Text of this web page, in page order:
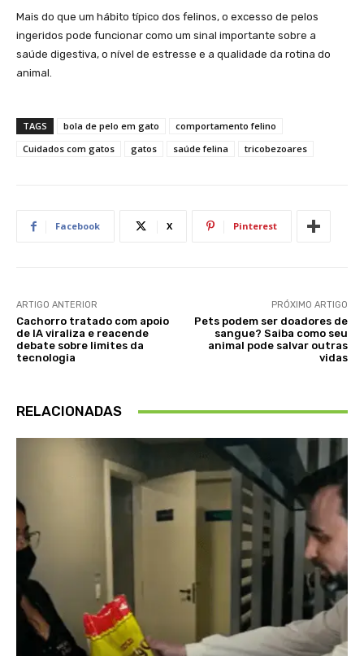
Mais do que um hábito típico dos felinos, o excesso de pelos
ingeridos pode funcionar como um sinal importante sobre a
saúde digestiva, o nível de estresse e a qualidade da rotina do
animal.
TAGS bola de pelo em gato
comportamento felino
Cuidados com gatos
gatos saúde felina tricobezoares
Facebook X Pinterest
ARTIGO ANTERIOR
Cachorro tratado com apoio
de IA viraliza e reacende
debate sobre limites da
tecnologia
PRÓXIMO ARTIGO
Pets podem ser doadores de
sangue? Saiba como seu
animal pode salvar outras
vidas
RELACIONADAS